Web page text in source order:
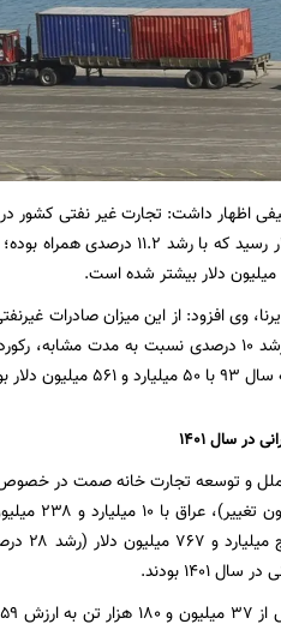
به ۱۱۲ میلیارد و ۸۲۱ میلیون
سهم صادرات کشور بود که با رشد ۱۰ درصدی
دلار بود.
در سال ۱۴۰۱
بودند.